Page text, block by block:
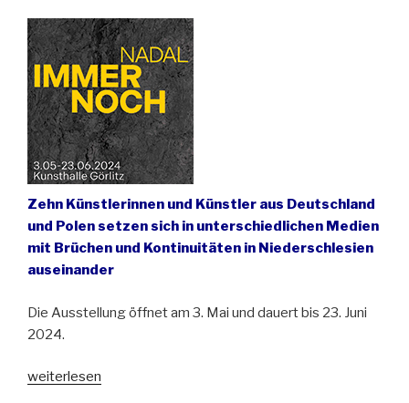
Zehn Künstlerinnen und Künstler aus Deutschland
und Polen setzen sich in unterschiedlichen Medien
mit Brüchen und Kontinuitäten in Niederschlesien
auseinander
Die Ausstellung öffnet am 3. Mai und dauert bis 23. Juni
2024.
„IMMER
weiterlesen